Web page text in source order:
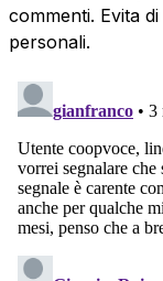
commenti. Evita
personali.